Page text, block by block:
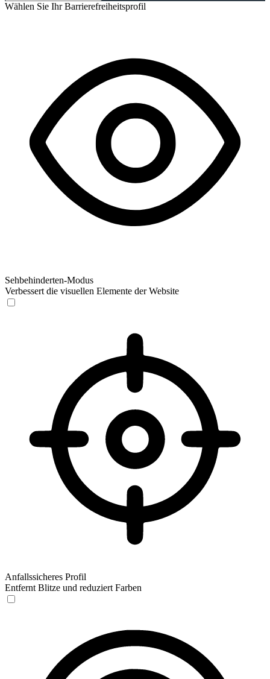
Wählen Sie Ihr Barrierefreiheitsprofil
Sehbehinderten-Modus
Verbessert die visuellen Elemente der Website
Anfallssicheres Profil
Entfernt Blitze und reduziert Farben